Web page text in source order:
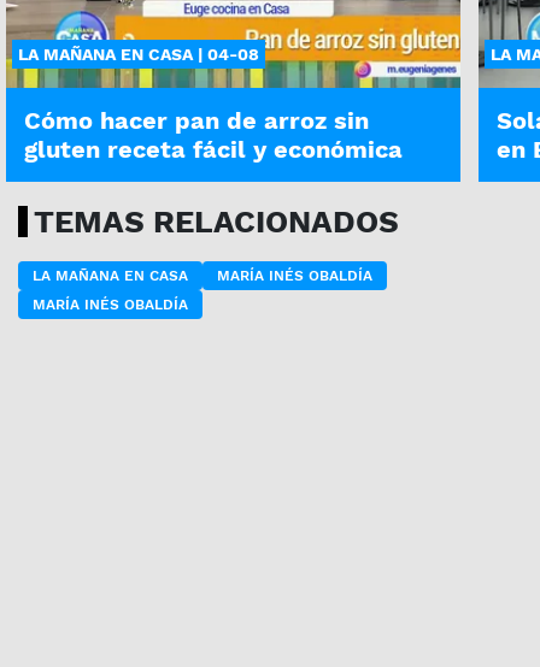
LA MAÑANA EN CASA | 04-08
Cómo hacer pan de arroz sin
gluten receta fácil y económica
LA
en
TEMAS RELACIONADOS
LA MAÑANA EN CASA
MARÍA INÉS OBALDÍA
MARÍA INÉS OBALDÍA